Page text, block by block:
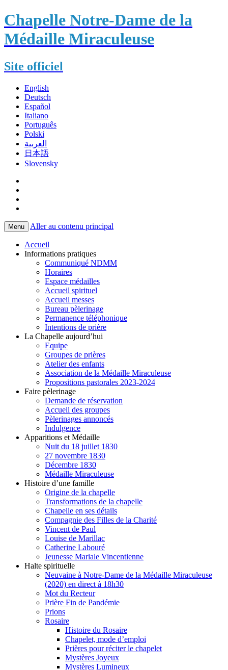
Chapelle Notre-Dame de la
Médaille Miraculeuse
Site officiel
English
Deutsch
Español
Italiano
Português
Polski
العربية
日本語
Slovensky
Menu Aller au contenu principal
Accueil
Informations pratiques
Communiqué NDMM
Horaires
Espace médailles
Accueil spirituel
Accueil messes
Bureau pèlerinage
Permanence téléphonique
Intentions de prière
La Chapelle aujourd’hui
Equipe
Groupes de prières
Atelier des enfants
Association de la Médaille Miraculeuse
Propositions pastorales 2023-2024
Faire pèlerinage
Demande de réservation
Accueil des groupes
Pèlerinages annoncés
Indulgence
Apparitions et Médaille
Nuit du 18 juillet 1830
27 novembre 1830
Décembre 1830
Médaille Miraculeuse
Histoire d’une famille
Origine de la chapelle
Transformations de la chapelle
Chapelle en ses détails
Compagnie des Filles de la Charité
Vincent de Paul
Louise de Marillac
Catherine Labouré
Jeunesse Mariale Vincentienne
Halte spirituelle
Neuvaine à Notre-Dame de la Médaille Miraculeuse
(2020) en direct à 18h30
Mot du Recteur
Prière Fin de Pandémie
Prions
Rosaire
Histoire du Rosaire
Chapelet, mode d’emploi
Prières pour réciter le chapelet
Mystères Joyeux
Mystères Lumineux